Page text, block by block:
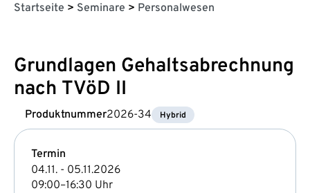
Startseite > Seminare > Personalwesen
Grundlagen Gehaltsabrechnung
nach TVöD II
Produktnummer2026-34 Hybrid
Termin
04.11. - 05.11.2026
09:00–16:30 Uhr